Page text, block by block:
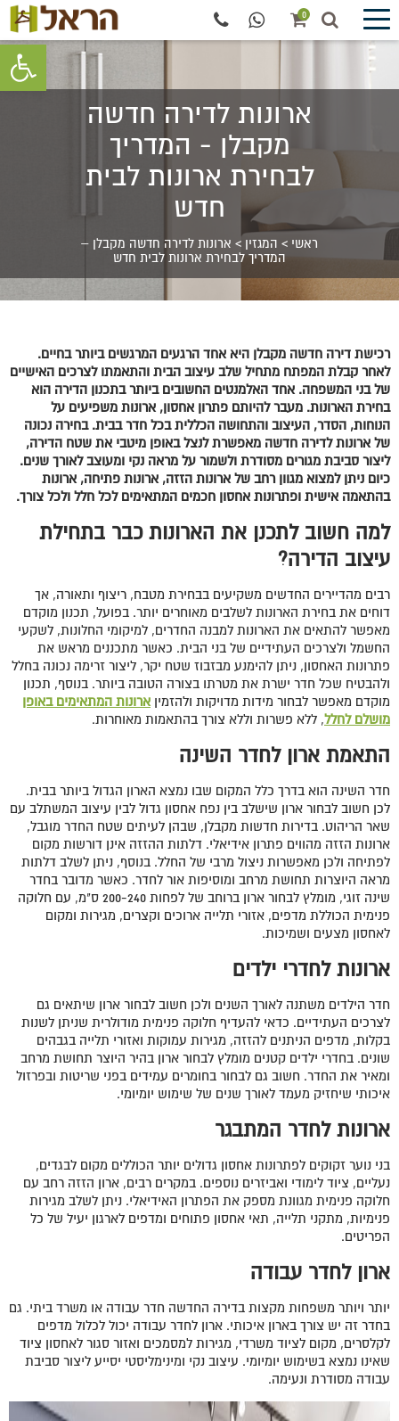
פתח
0
ארונות לדירה חדשה
מקבלן - המדריך
לבחירת ארונות לבית
חדש
ראשי > המגזין > ארונות לדירה חדשה מקבלן –
המדריך לבחירת ארונות לבית חדש
רכישת דירה חדשה מקבלן היא אחד הרגעים המרגשים ביותר בחיים.
לאחר קבלת המפתח מתחיל שלב עיצוב הבית והתאמתו לצרכים האישיים
של בני המשפחה. אחד האלמנטים החשובים ביותר בתכנון הדירה הוא
בחירת הארונות. מעבר להיותם פתרון אחסון, ארונות משפיעים על
הנוחות, הסדר, העיצוב והתחושה הכללית בכל חדר בבית. בחירה נכונה
של ארונות לדירה חדשה מאפשרת לנצל באופן מיטבי את שטח הדירה,
ליצור סביבת מגורים מסודרת ולשמור על מראה נקי ומעוצב לאורך שנים.
כיום ניתן למצוא מגוון רחב של ארונות הזזה, ארונות פתיחה, ארונות
בהתאמה אישית ופתרונות אחסון חכמים המתאימים לכל חלל ולכל צורך.
למה חשוב לתכנן את הארונות כבר בתחילת
עיצוב הדירה?
רבים מהדיירים החדשים משקיעים בבחירת מטבח, ריצוף ותאורה, אך
דוחים את בחירת הארונות לשלבים מאוחרים יותר. בפועל, תכנון מוקדם
מאפשר להתאים את הארונות למבנה החדרים, למיקומי החלונות, לשקעי
החשמל ולצרכים העתידיים של בני הבית. כאשר מתכננים מראש את
פתרונות האחסון, ניתן להימנע מבזבוז שטח יקר, ליצור זרימה נכונה בחלל
ולהבטיח שכל חדר ישרת את מטרתו בצורה הטובה ביותר. בנוסף, תכנון
מוקדם מאפשר לבחור מידות מדויקות ולהזמין ארונות המתאימים באופן
מושלם לחלל, ללא פשרות וללא צורך בהתאמות מאוחרות.
התאמת ארון לחדר השינה
חדר השינה הוא בדרך כלל המקום שבו נמצא הארון הגדול ביותר בבית.
לכן חשוב לבחור ארון שישלב בין נפח אחסון גדול לבין עיצוב המשתלב עם
שאר הריהוט. בדירות חדשות מקבלן, שבהן לעיתים שטח החדר מוגבל,
ארונות הזזה מהווים פתרון אידיאלי. דלתות ההזזה אינן דורשות מקום
לפתיחה ולכן מאפשרות ניצול מרבי של החלל. בנוסף, ניתן לשלב דלתות
מראה היוצרות תחושת מרחב ומוסיפות אור לחדר. כאשר מדובר בחדר
שינה זוגי, מומלץ לבחור ארון ברוחב של לפחות 200-240 ס"מ, עם חלוקה
פנימית הכוללת מדפים, אזורי תלייה ארוכים וקצרים, מגירות ומקום
לאחסון מצעים ושמיכות.
ארונות לחדרי ילדים
חדר הילדים משתנה לאורך השנים ולכן חשוב לבחור ארון שיתאים גם
לצרכים העתידיים. כדאי להעדיף חלוקה פנימית מודולרית שניתן לשנות
בקלות, מדפים הניתנים להזזה, מגירות עמוקות ואזורי תלייה בגבהים
שונים. בחדרי ילדים קטנים מומלץ לבחור ארון בהיר היוצר תחושת מרחב
ומאיר את החדר. חשוב גם לבחור בחומרים עמידים בפני שריטות ובפרזול
איכותי שיחזיק מעמד לאורך שנים של שימוש יומיומי.
ארונות לחדר המתבגר
בני נוער זקוקים לפתרונות אחסון גדולים יותר הכוללים מקום לבגדים,
נעליים, ציוד לימודי ואביזרים נוספים. במקרים רבים, ארון הזזה רחב עם
חלוקה פנימית מגוונת מספק את הפתרון האידיאלי. ניתן לשלב מגירות
פנימיות, מתקני תלייה, תאי אחסון פתוחים ומדפים לארגון יעיל של כל
הפריטים.
ארון לחדר עבודה
יותר ויותר משפחות מקצות בדירה החדשה חדר עבודה או משרד ביתי. גם
בחדר זה יש צורך בארון איכותי. ארון לחדר עבודה יכול לכלול מדפים
לקלסרים, מקום לציוד משרדי, מגירות למסמכים ואזור סגור לאחסון ציוד
שאינו נמצא בשימוש יומיומי. עיצוב נקי ומינימליסטי יסייע ליצור סביבת
עבודה מסודרת ונעימה.